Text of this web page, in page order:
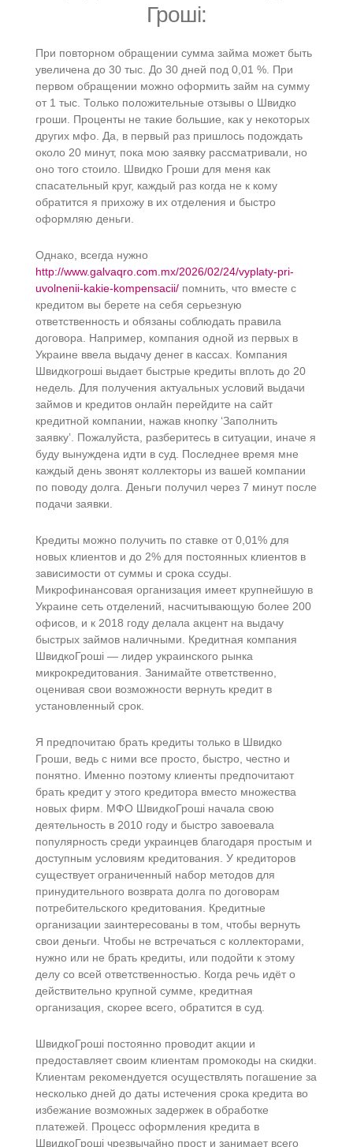
Гроші:
При повторном обращении сумма займа может быть
увеличена до 30 тыс. До 30 дней под 0,01 %. При
первом обращении можно оформить займ на сумму
от 1 тыс. Только положительные отзывы о Швидко
гроши. Проценты не такие большие, как у некоторых
других мфо. Да, в первый раз пришлось подождать
около 20 минут, пока мою заявку рассматривали, но
оно того стоило. Швидко Гроши для меня как
спасательный круг, каждый раз когда не к кому
обратится я прихожу в их отделения и быстро
оформляю деньги.
Однако, всегда нужно
http://www.galvaqro.com.mx/2026/02/24/vyplaty-pri-
uvolnenii-kakie-kompensacii/ помнить, что вместе с
кредитом вы берете на себя серьезную
ответственность и обязаны соблюдать правила
договора. Например, компания одной из первых в
Украине ввела выдачу денег в кассах. Компания
Швидкогроші выдает быстрые кредиты вплоть до 20
недель. Для получения актуальных условий выдачи
займов и кредитов онлайн перейдите на сайт
кредитной компании, нажав кнопку ‘Заполнить
заявку’. Пожалуйста, разберитесь в ситуации, иначе я
буду вынуждена идти в суд. Последнее время мне
каждый день звонят коллекторы из вашей компании
по поводу долга. Деньги получил через 7 минут после
подачи заявки.
Кредиты можно получить по ставке от 0,01% для
новых клиентов и до 2% для постоянных клиентов в
зависимости от суммы и срока ссуды.
Микрофинансовая организация имеет крупнейшую в
Украине сеть отделений, насчитывающую более 200
офисов, и к 2018 году делала акцент на выдачу
быстрых займов наличными. Кредитная компания
ШвидкоГроші — лидер украинского рынка
микрокредитования. Занимайте ответственно,
оценивая свои возможности вернуть кредит в
установленный срок.
Я предпочитаю брать кредиты только в Швидко
Гроши, ведь с ними все просто, быстро, честно и
понятно. Именно поэтому клиенты предпочитают
брать кредит у этого кредитора вместо множества
новых фирм. МФО ШвидкоГроші начала свою
деятельность в 2010 году и быстро завоевала
популярность среди украинцев благодаря простым и
доступным условиям кредитования. У кредиторов
существует ограниченный набор методов для
принудительного возврата долга по договорам
потребительского кредитования. Кредитные
организации заинтересованы в том, чтобы вернуть
свои деньги. Чтобы не встречаться с коллекторами,
нужно или не брать кредиты, или подойти к этому
делу со всей ответственностью. Когда речь идёт о
действительно крупной сумме, кредитная
организация, скорее всего, обратится в суд.
ШвидкоГроші постоянно проводит акции и
предоставляет своим клиентам промокоды на скидки.
Клиентам рекомендуется осуществлять погашение за
несколько дней до даты истечения срока кредита во
избежание возможных задержек в обработке
платежей. Процесс оформления кредита в
ШвидкоГроші чрезвычайно прост и занимает всего